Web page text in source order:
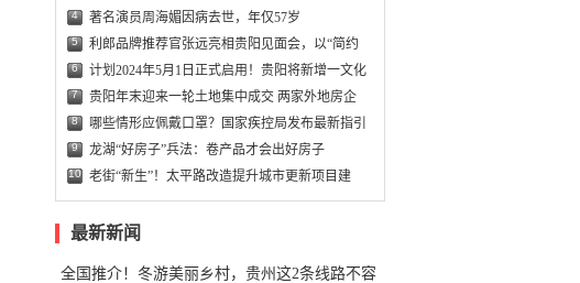
4 著名演员周海媚因病去世，年仅57岁
5 利郎品牌推荐官张远亮相贵阳见面会，以“简约
6 计划2024年5月1日正式启用！贵阳将新增一文化
7 贵阳年末迎来一轮土地集中成交 两家外地房企
8 哪些情形应佩戴口罩？国家疾控局发布最新指引
9 龙湖“好房子”兵法：卷产品才会出好房子
10 老街“新生”！太平路改造提升城市更新项目建
最新新闻
全国推介！冬游美丽乡村，贵州这2条线路不容